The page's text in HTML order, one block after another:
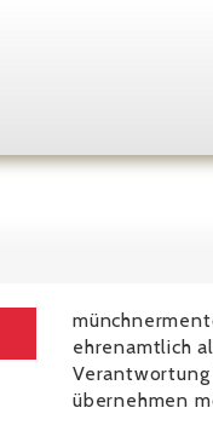
ehrenamtlich
übernehmen